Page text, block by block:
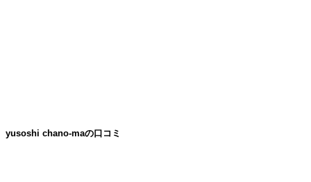
yusoshi chano-maの口コミ